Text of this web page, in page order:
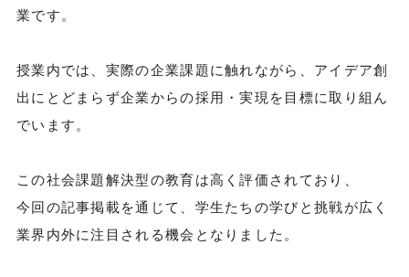
業です。
授業内では、実際の企業課題に触れながら、アイデア創
出にとどまらず企業からの採用・実現を目標に取り組ん
でいます。
この社会課題解決型の教育は高く評価されており、
今回の記事掲載を通じて、学生たちの学びと挑戦が広く
業界内外に注目される機会となりました。